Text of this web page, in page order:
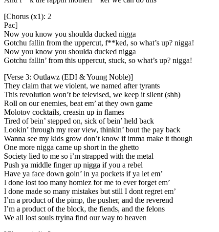
[Chorus (x1): 2
Pac]
Now you know you shoulda ducked nigga
Gotchu fallin from the uppercut, f**ked, so what’s up? nigga!
Now you know you shoulda ducked nigga
Gotchu fallin’ from this uppercut, stuck, so what’s up? nigga!
[Verse 3: Outlawz (EDI & Young Noble)]
They claim that we violent, we named after tyrants
This revolution won’t be televised, we keep it silent (shh)
Roll on our enemies, beat em’ at they own game
Molotov cocktails, creasin up in flames
Tired of bein’ stepped on, sick of bein’ held back
Lookin’ through my rear view, thinkin’ bout the pay back
Wanna see my kids grow don’t know if imma make it though
One more nigga came up short in the ghetto
Society lied to me so i’m strapped with the metal
Push ya middle finger up nigga if you a rebel
Have ya face down goin’ in ya pockets if ya let em’
I done lost too many homiez for me to ever forget em’
I done made so many mistakes but still I dont regret em’
I’m a product of the pimp, the pusher, and the reverend
I’m a product of the block, the fiends, and the felons
We all lost souls tryina find our way to heaven